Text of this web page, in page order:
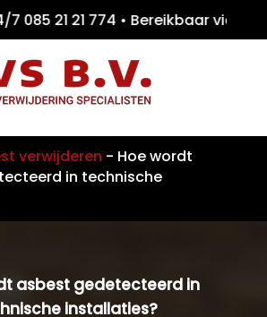
7 085 21 21 774 •
verwijderen - Hoe wordt
in technische
asbest gedetecteerd in
installaties?